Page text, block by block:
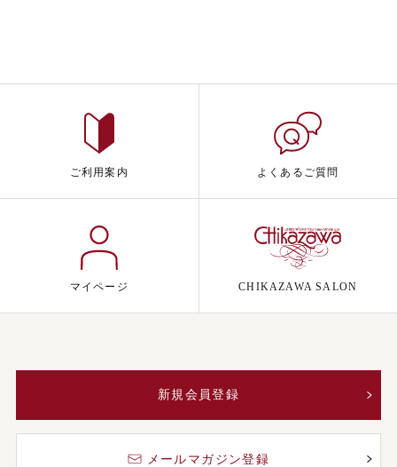
ご利用案内 よくあるご質問
マイページ CHIKAZAWA SALON
新規会員登録
メールマガジン登録